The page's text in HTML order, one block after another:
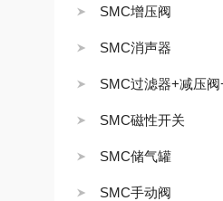
SMC增压阀
SMC消声器
SMC过滤器+减压
SMC磁性开关
SMC储气罐
SMC手动阀